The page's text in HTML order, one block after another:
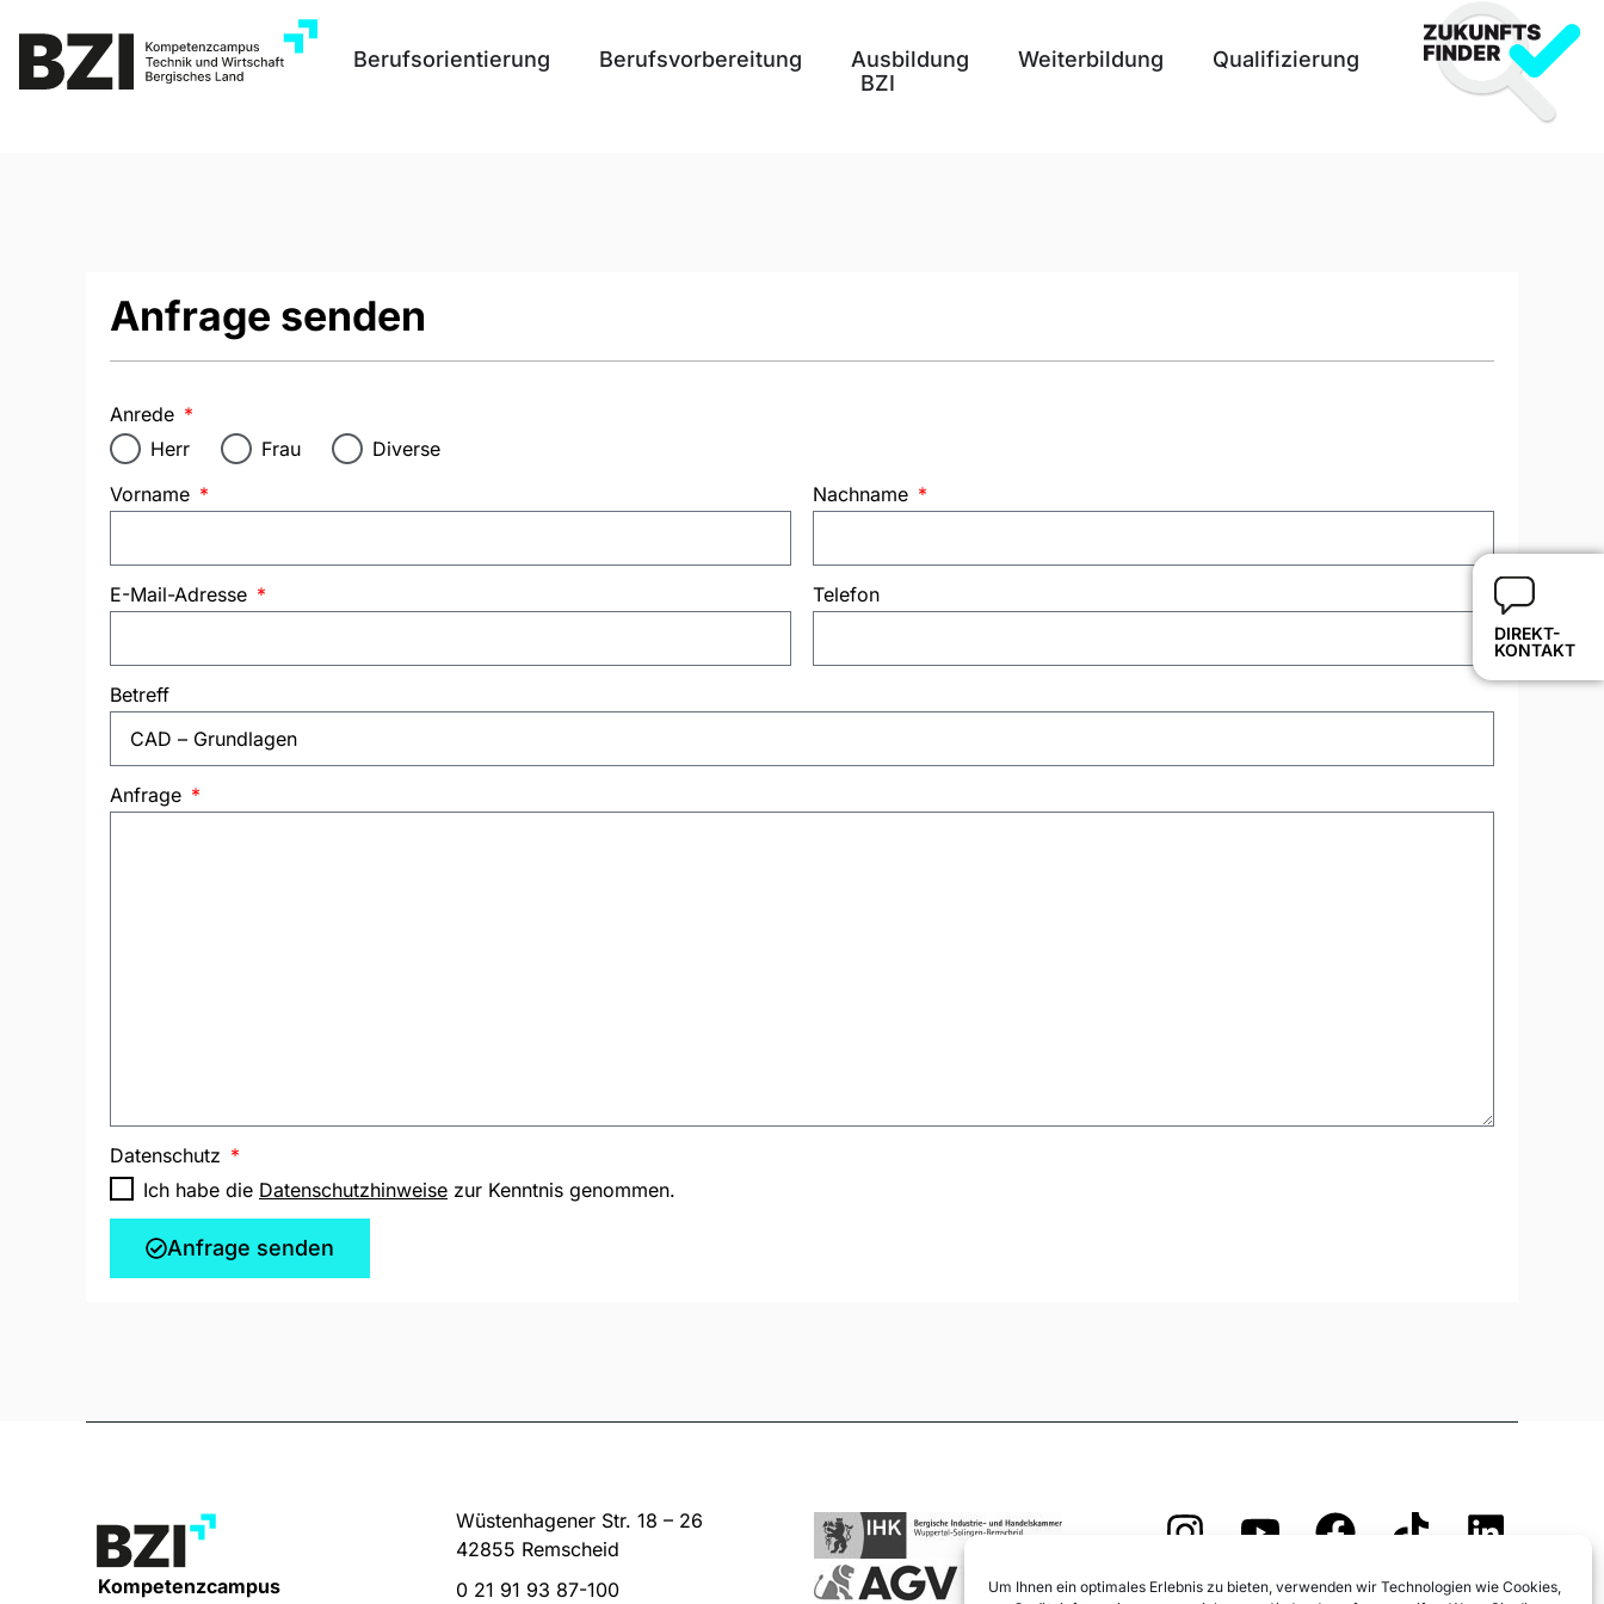
Um Ihnen ein optimales Erlebnis zu bieten, verwenden wir Technologien wie Cookies,
Berufsorientierung Berufsvorbereitung Ausbildung Weiterbildung
Qualifizierung
BZI
DIREKT-
KONTAKT
Anfrage senden
Anrede
Herr
Frau
Diverse
Vorname
Nachname
E-Mail-Adresse Telefon
Betreff
Anfrage
Datenschutz
Ich habe die Datenschutzhinweise zur Kenntnis genommen.
Anfrage senden
Kompetenzcampus
Wüstenhagener Str. 18 – 26
42855 Remscheid
0 21 91 93 87-100
Anmeldung und AGB